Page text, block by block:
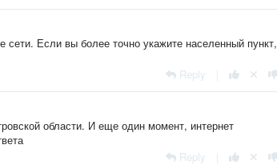
Если вы более точно укажите населенный пункт,
Reply
области. И еще один момент, интернет
Reply